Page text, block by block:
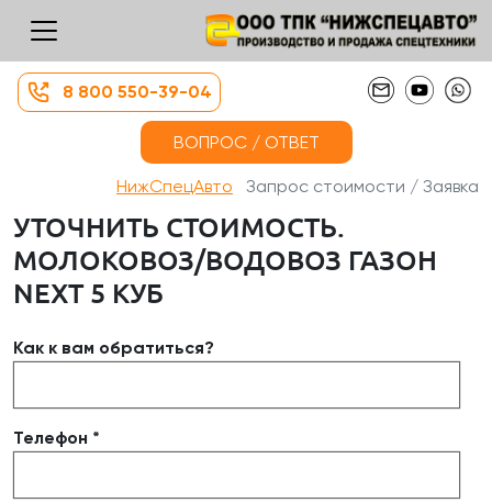
8 800 550-39-04
ВОПРОС / ОТВЕТ
НижСпецАвто Запрос стоимости / Заявка
УТОЧНИТЬ СТОИМОСТЬ.
МОЛОКОВОЗ/ВОДОВОЗ ГАЗОН
NEXT 5 КУБ
Как к вам обратиться?
Телефон *